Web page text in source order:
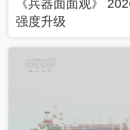
《兵器面面观》
强度升级